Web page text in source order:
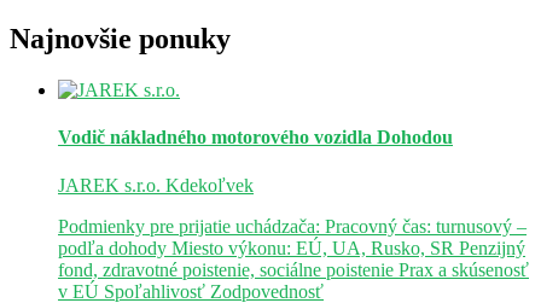
Najnovšie ponuky
Vodič nákladného motorového vozidla Dohodou
JAREK s.r.o. Kdekoľvek
Podmienky pre prijatie uchádzača: Pracovný čas: turnusový –
podľa dohody Miesto výkonu: EÚ, UA, Rusko, SR Penzijný
fond, zdravotné poistenie, sociálne poistenie Prax a skúsenosť
v EÚ Spoľahlivosť Zodpovednosť